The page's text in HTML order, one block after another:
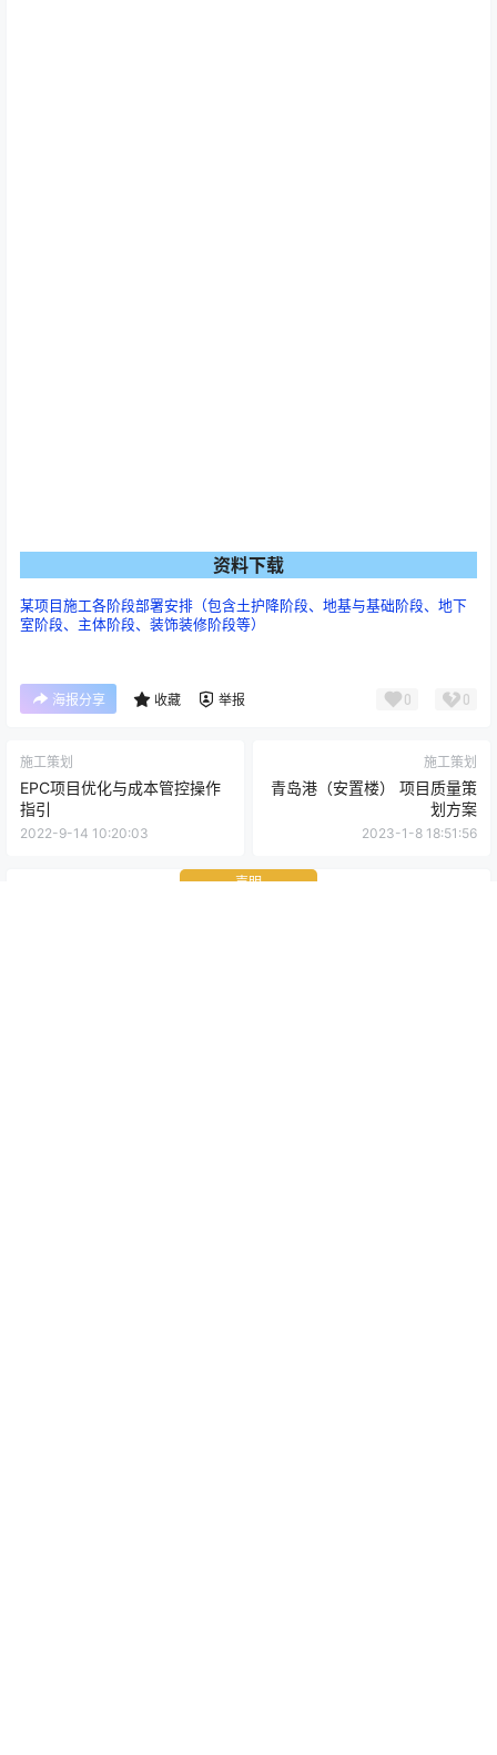
资料下载
某项目施工各阶段部署安排（包含土护降阶段、地基与基础阶段、地下
室阶段、主体阶段、装饰装修阶段等）
海报分享 收藏 举报 0 0
施工策划
EPC项目优化与成本管控操作
指引
2022-9-14 10:20:03
施工策划
青岛港（安置楼） 项目质量策
划方案
2023-1-8 18:51:56
声明